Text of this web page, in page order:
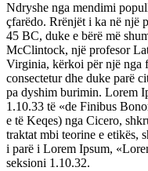
Ndryshe nga mendimi
çfarëdo. Rrënjët i ka në një
45 BC, duke e bërë më
McClintock, një profesor
Virginia, kërkoi për një nga
consectetur dhe duke parë
pa dyshim burimin. Lorem
1.10.33 të «de Finibus
e të Keqes) nga Cicero,
traktat mbi teorine e etikës,
i parë i Lorem Ipsum,
seksioni 1.10.32.